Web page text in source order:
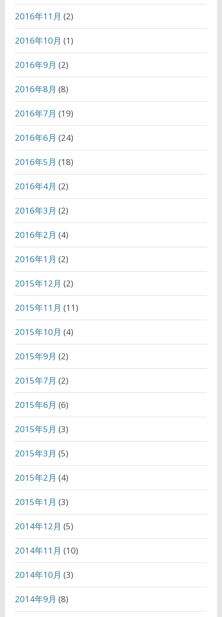
2016年11月 (2)
2016年10月 (1)
2016年9月 (2)
2016年8月 (8)
2016年7月 (19)
2016年6月 (24)
2016年5月 (18)
2016年4月 (2)
2016年3月 (2)
2016年2月 (4)
2016年1月 (2)
2015年12月 (2)
2015年11月 (11)
2015年10月 (4)
2015年9月 (2)
2015年7月 (2)
2015年6月 (6)
2015年5月 (3)
2015年3月 (5)
2015年2月 (4)
2015年1月 (3)
2014年12月 (5)
2014年11月 (10)
2014年10月 (3)
2014年9月 (8)